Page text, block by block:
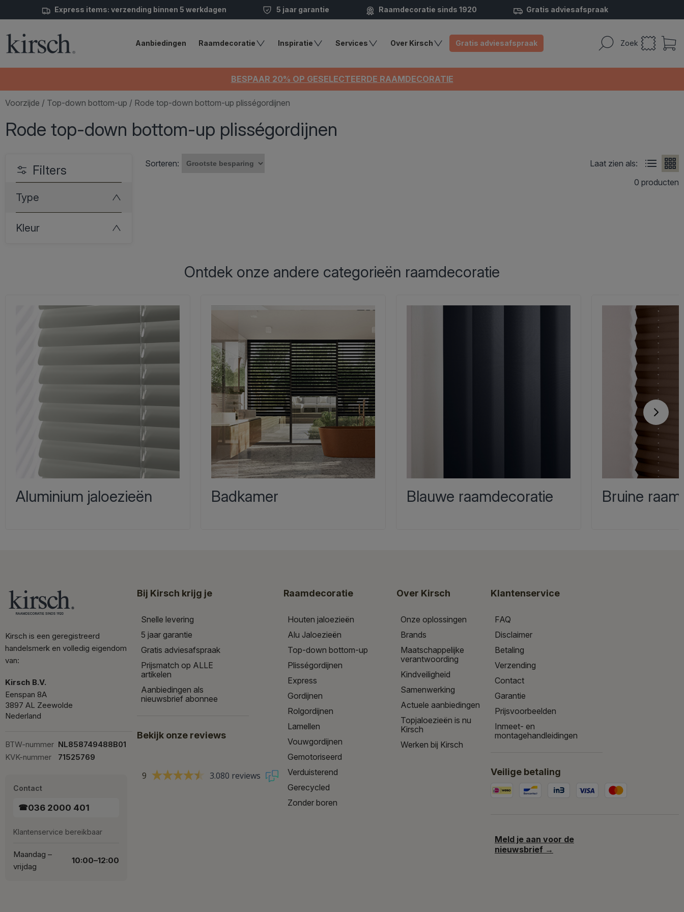
Express items: verzending binnen 5 werkdagen 5 jaar garantie Raamdecoratie sinds 1920 Gratis adviesafspraak
Zoek
Aanbiedingen Raamdecoratie Inspiratie Services Over Kirsch Gratis adviesafspraak
BESPAAR 20% OP GESELECTEERDE RAAMDECORATIE
Voorzijde / Top-down bottom-up / Rode top-down bottom-up plisségordijnen
Rode top-down bottom-up plisségordijnen
Filters
Type
Kleur
Sorteren:
Laat zien als:
0 producten
Ontdek onze andere categorieën raamdecoratie
Aluminium jaloezieën Badkamer Blauwe raamdecoratie Bruine
Kirsch is een geregistreerd
handelsmerk en volledig eigendom
van:
Kirsch B.V.
Eenspan 8A
3897 AL Zeewolde
Nederland
BTW-nummer NL858749488B01
KVK-nummer
71525769
Contact
☎036 2000 401
Klantenservice bereikbaar
Maandag –
vrijdag
10:00–12:00
Bij Kirsch krijg je
Snelle levering
5 jaar garantie
Gratis adviesafspraak
Prijsmatch op ALLE
artikelen
Aanbiedingen als
nieuwsbrief abonnee
Bekijk onze reviews
9 3.080 reviews
Raamdecoratie
Houten jaloezieën
Alu Jaloezieën
Top-down bottom-up
Plisségordijnen
Express
Gordijnen
Rolgordijnen
Lamellen
Vouwgordijnen
Gemotoriseerd
Verduisterend
Gerecycled
Zonder boren
Over Kirsch
Onze oplossingen
Brands
Maatschappelijke
verantwoording
Kindveiligheid
Samenwerking
Actuele aanbiedingen
Topjaloezieën is nu
Kirsch
Werken bij Kirsch
Klantenservice
FAQ
Disclaimer
Betaling
Verzending
Contact
Garantie
Prijsvoorbeelden
Inmeet- en
montagehandleidingen
Veilige betaling
Meld je aan voor de
nieuwsbrief →